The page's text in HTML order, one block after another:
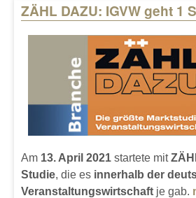
ZÄHL DAZU: IGVW geht 1
Am 13. April 2021 startete mit
Studie, die es innerhalb der
Veranstaltungswirtschaft je gab.